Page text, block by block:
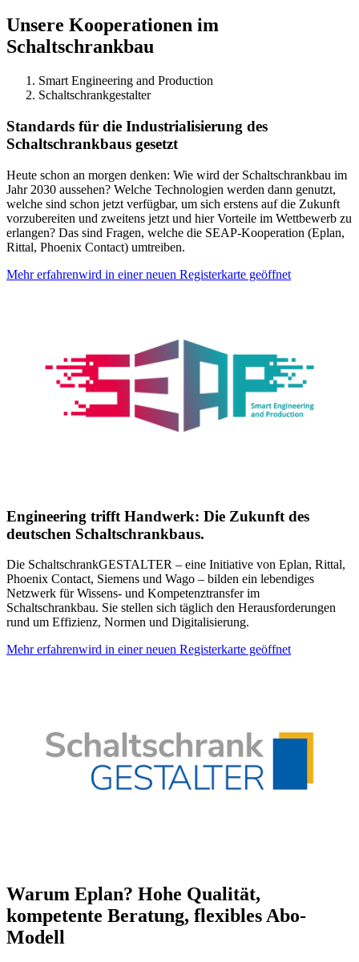
Unsere Kooperationen im
Schaltschrankbau
Smart Engineering and Production
Schaltschrankgestalter
Standards für die Industrialisierung des
Schaltschrankbaus gesetzt
Heute schon an morgen denken: Wie wird der Schaltschrankbau im
Jahr 2030 aussehen? Welche Technologien werden dann genutzt,
welche sind schon jetzt verfügbar, um sich erstens auf die Zukunft
vorzubereiten und zweitens jetzt und hier Vorteile im Wettbewerb zu
erlangen? Das sind Fragen, welche die SEAP-Kooperation (Eplan,
Rittal, Phoenix Contact) umtreiben.
Mehr erfahrenwird in einer neuen Registerkarte geöffnet
Engineering trifft Handwerk: Die Zukunft des
deutschen Schaltschrankbaus.
Die SchaltschrankGESTALTER – eine Initiative von Eplan, Rittal,
Phoenix Contact, Siemens und Wago – bilden ein lebendiges
Netzwerk für Wissens- und Kompetenztransfer im
Schaltschrankbau. Sie stellen sich täglich den Herausforderungen
rund um Effizienz, Normen und Digitalisierung.
Mehr erfahrenwird in einer neuen Registerkarte geöffnet
Warum Eplan? Hohe Qualität,
kompetente Beratung, flexibles Abo-
Modell